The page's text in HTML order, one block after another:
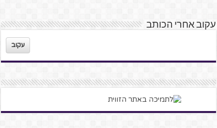
עקוב אחרי הכותב
עקוב